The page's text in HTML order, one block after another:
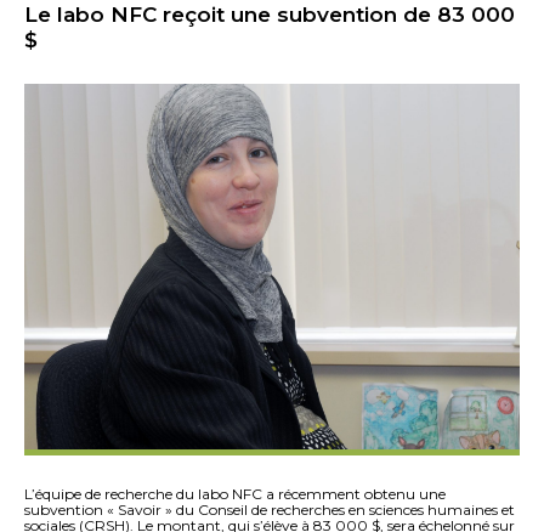
Le labo NFC reçoit une subvention de 83 000
$
L’équipe de recherche du labo NFC a récemment obtenu une
subvention « Savoir » du Conseil de recherches en sciences humaines et
sociales (CRSH). Le montant, qui s’élève à 83 000 $, sera échelonné sur